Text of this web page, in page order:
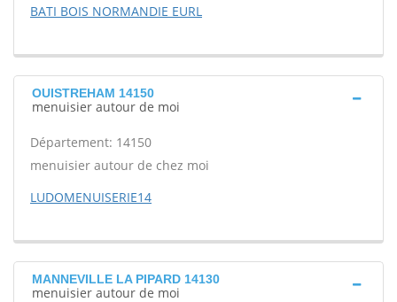
BATI BOIS NORMANDIE EURL
OUISTREHAM 14150
menuisier autour de moi
Département: 14150
menuisier autour de chez moi
LUDOMENUISERIE14
MANNEVILLE LA PIPARD 14130
menuisier autour de moi